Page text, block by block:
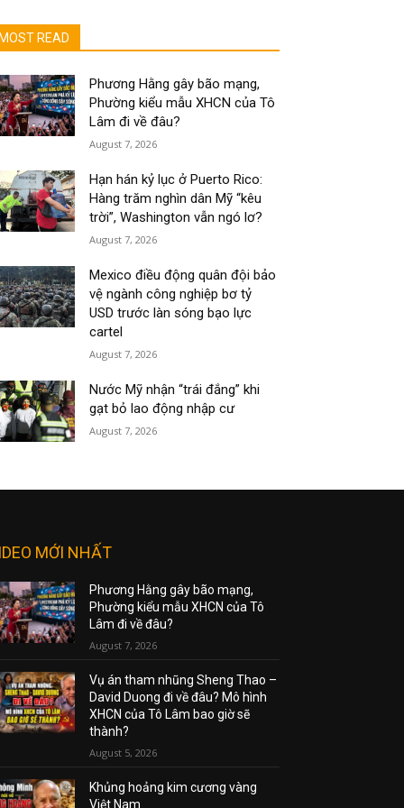
MOST READ
Phương Hằng gây bão mạng,
Phường kiểu mẫu XHCN của Tô
Lâm đi về đâu?
August 7, 2026
Hạn hán kỷ lục ở Puerto Rico:
Hàng trăm nghìn dân Mỹ “kêu
trời”, Washington vẫn ngó lơ?
August 7, 2026
Mexico điều động quân đội bảo
vệ ngành công nghiệp bơ tỷ
USD trước làn sóng bạo lực
cartel
August 7, 2026
Nước Mỹ nhận “trái đắng” khi
gạt bỏ lao động nhập cư
August 7, 2026
MỚI NHẤT
Phương Hằng gây bão mạng,
Phường kiểu mẫu XHCN của Tô
Lâm đi về đâu?
August 7, 2026
Vụ án tham nhũng Sheng Thao –
David Duong đi về đâu? Mô hình
XHCN của Tô Lâm bao giờ sẽ
thành?
August 5, 2026
Khủng hoảng kim cương vàng
Việt Nam